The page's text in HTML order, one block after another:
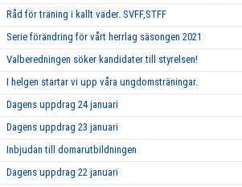
Råd för träning i kallt väder. SVFF,STFF
Serie förändring för vårt herrlag säsongen 2021
Valberedningen söker kandidater till styrelsen!
I helgen startar vi upp våra ungdomsträningar.
Dagens uppdrag 24 januari
Dagens uppdrag 23 januari
Inbjudan till domarutbildningen
Dagens uppdrag 22 januari